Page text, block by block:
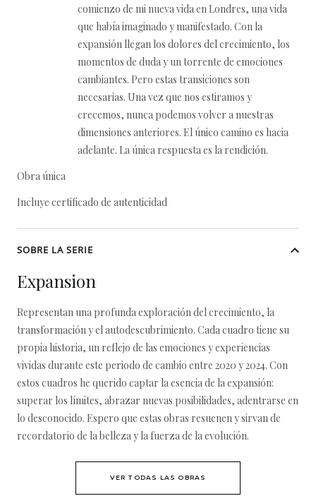
comienzo de mi nueva vida en Londres, una vida
que había imaginado y manifestado. Con la
expansión llegan los dolores del crecimiento, los
momentos de duda y un torrente de emociones
cambiantes. Pero estas transiciones son
necesarias. Una vez que nos estiramos y
crecemos, nunca podemos volver a nuestras
dimensiones anteriores. El único camino es hacia
adelante. La única respuesta es la rendición.
Obra única
Incluye certificado de autenticidad
SOBRE LA SERIE
Expansion
Representan una profunda exploración del crecimiento, la
transformación y el autodescubrimiento. Cada cuadro tiene su
propia historia, un reflejo de las emociones y experiencias
vividas durante este periodo de cambio entre 2020 y 2024. Con
estos cuadros he querido captar la esencia de la expansión:
superar los límites, abrazar nuevas posibilidades, adentrarse en
lo desconocido. Espero que estas obras resuenen y sirvan de
recordatorio de la belleza y la fuerza de la evolución.
VER TODAS LAS OBRAS